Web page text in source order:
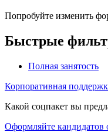
Попробуйте изменить
Быстрые
Полная занятость
Корпоративная
Какой соцпакет вы
Оформляйте кандидатов